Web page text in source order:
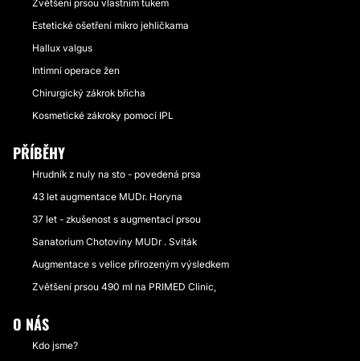
Zvětšení prsou vlastním tukem
Estetické ošetření mikro jehličkama
Hallux valgus
Intimní operace žen
Chirurgický zákrok břicha
Kosmetické zákroky pomocí IPL
PŘÍBĚHY
Hrudník z nuly na sto - povedená prsa
43 let augmentace MUDr. Horyna
37 let - zkušenost s augmentací prsou
Sanatorium Chotoviny MUDr . Sviták
Augmentace s velice přirozeným výsledkem
Zvětšení prsou 490 ml na PRIMED Clinic,
O NÁS
Kdo jsme?